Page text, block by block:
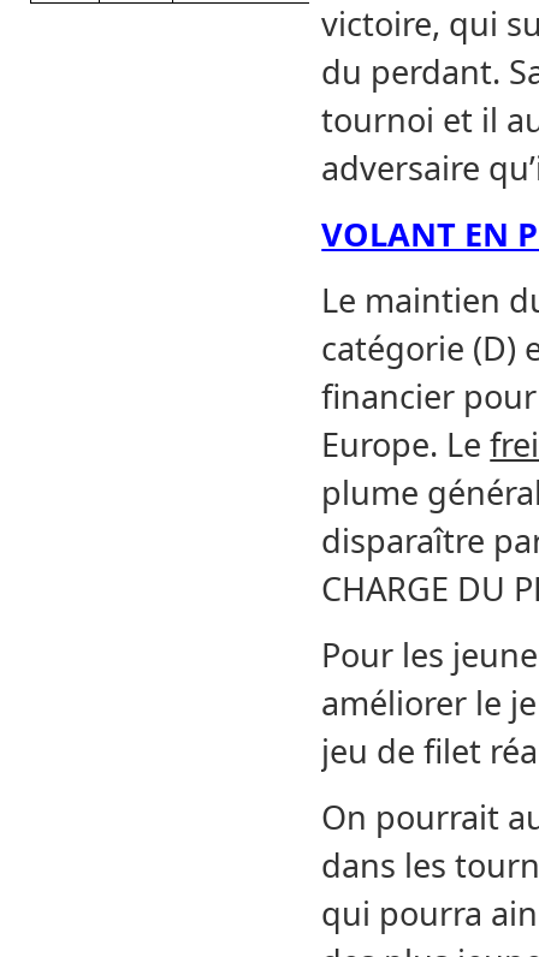
victoire, qui
du perdant.
tournoi et il
adversaire
VOLANT EN
Le maintien
catégorie (D)
financier pour
Europe. Le
plume
disparaître
CHARGE DU
Pour les
améliorer le
jeu de filet
On pourrait
dans les
qui pourra